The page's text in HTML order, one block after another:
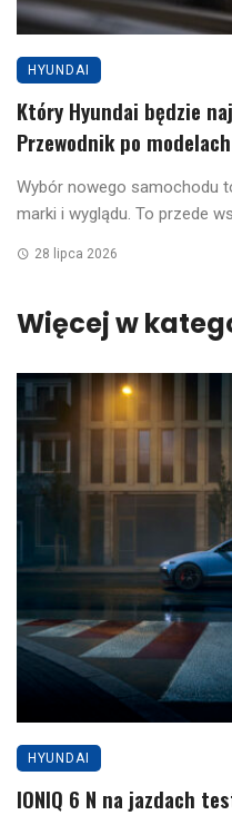
HYUNDAI
Który Hyundai będzie
Przewodnik po
Wybór nowego samochodu
marki i wyglądu. To przede
28 lipca 2026
Więcej w
HYUNDAI
IONIQ 6 N na jazdach